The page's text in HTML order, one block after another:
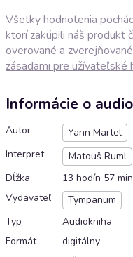
Všetky hodnotenia
ktorí zakúpili náš produkt
overované a
zásadami pre užívateľské
Informácie o
Autor
Yann Martel
Interpret
Matouš Ruml
Dĺžka
13 hodín 57
Vydavateľ
Tympanum
Typ
Audiokniha
Formát
digitálny